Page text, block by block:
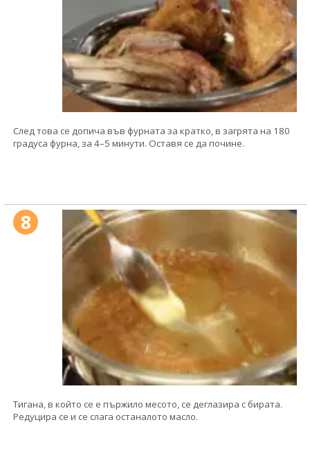
След това се допича във фурната за кратко, в загрята на 180
градуса фурна, за 4–5 минути. Оставя се да почине.
8
Тигана, в който се е пържило месото, се деглазира с бирата.
Редуцира се и се слага останалото масло.